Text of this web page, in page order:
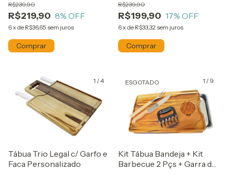
R$219,90
R$239,90
8% OFF
6x de R$36,65 sem juros
R$199,90
R$239,90
17% OFF
6x de R$33,32 sem juros
1 /4
Tábua Trio Legal c/ Garfo e
Faca Personalizado
1 / 9
ESGOTADO
Kit Tábua Bandeja + Kit
Barbecue 2 Pçs + Garra de